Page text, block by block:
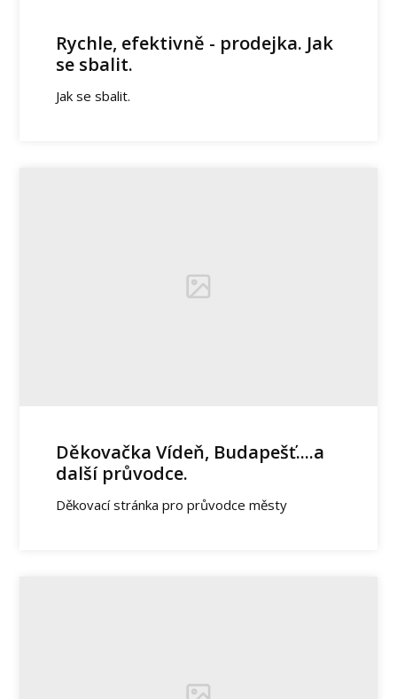
Rychle, efektivně - prodejka. Jak
se sbalit.
Jak se sbalit.
Děkovačka Vídeň, Budapešť....a
další průvodce.
Děkovací stránka pro průvodce městy